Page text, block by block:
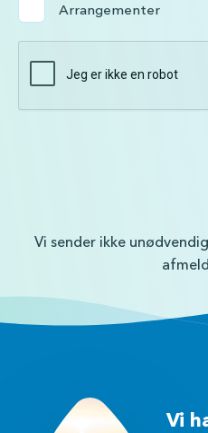
Arrangementer
Vi sender ikke
Vi